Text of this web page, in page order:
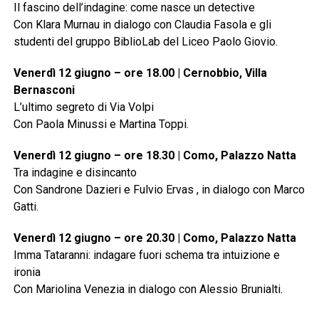
Il fascino dell’indagine: come nasce un detective
Con Klara Murnau in dialogo con Claudia Fasola e gli
studenti del gruppo BiblioLab del Liceo Paolo Giovio.
Venerdì 12 giugno – ore 18.00 | Cernobbio, Villa
Bernasconi
L’ultimo segreto di Via Volpi
Con Paola Minussi e Martina Toppi.
Venerdì 12 giugno – ore 18.30 | Como, Palazzo Natta
Tra indagine e disincanto
Con Sandrone Dazieri e Fulvio Ervas , in dialogo con Marco
Gatti.
Venerdì 12 giugno – ore 20.30 | Como, Palazzo Natta
Imma Tataranni: indagare fuori schema tra intuizione e
ironia
Con Mariolina Venezia in dialogo con Alessio Brunialti.